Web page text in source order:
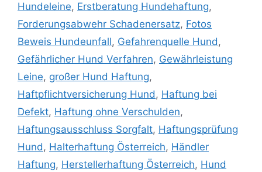
Hundeleine, Erstberatung Hundehaftung,
Forderungsabwehr Schadenersatz, Fotos
Beweis Hundeunfall, Gefahrenquelle Hund,
Gefährlicher Hund Verfahren, Gewährleistung
Leine, großer Hund Haftung,
Haftpflichtversicherung Hund, Haftung bei
Defekt, Haftung ohne Verschulden,
Haftungsausschluss Sorgfalt, Haftungsprüfung
Hund, Halterhaftung Österreich, Händler
Haftung, Herstellerhaftung Österreich, Hund